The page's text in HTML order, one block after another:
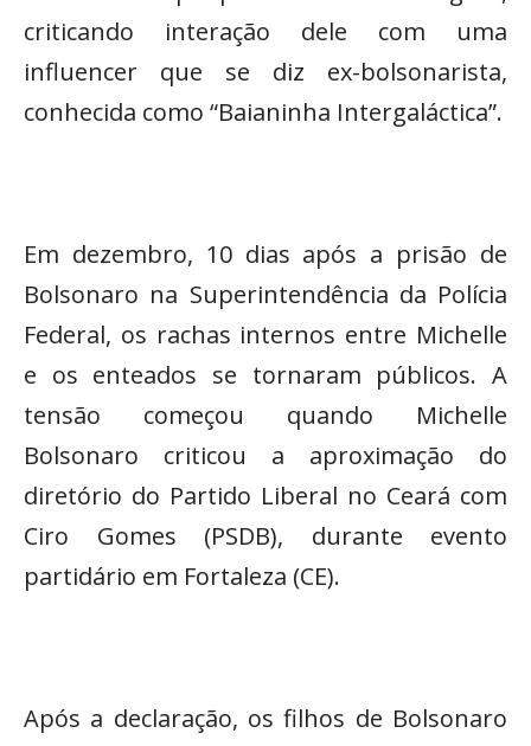
criticando interação dele com uma
influencer que se diz ex-bolsonarista,
conhecida como “Baianinha Intergaláctica”.
Em dezembro, 10 dias após a prisão de
Bolsonaro na Superintendência da Polícia
Federal, os rachas internos entre Michelle
e os enteados se tornaram públicos. A
tensão começou quando Michelle
Bolsonaro criticou a aproximação do
diretório do Partido Liberal no Ceará com
Ciro Gomes (PSDB), durante evento
partidário em Fortaleza (CE).
Após a declaração, os filhos de Bolsonaro